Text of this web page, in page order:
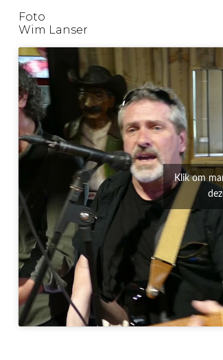
Foto
Wim Lanser
Klik om